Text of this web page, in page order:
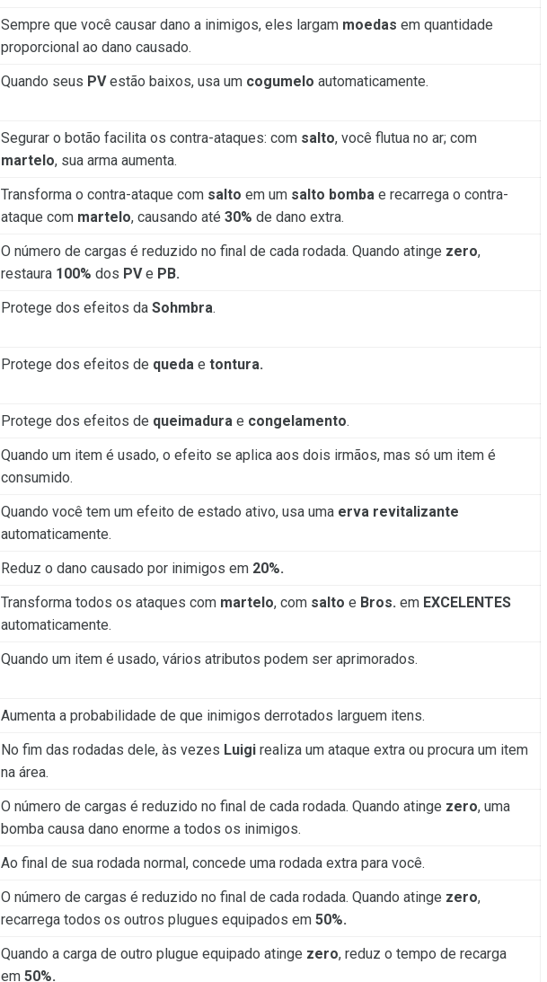
Sempre que você causar dano a inimigos, eles largam moedas em quantidade
proporcional ao dano causado.
Quando seus PVestão baixos, usa um cogumelo automaticamente.
Segurar o botão facilita os contra-ataques: com salto, você flutua no ar; com
martelo, sua arma aumenta.
Transforma o contra-ataque com salto em um salto bomba e recarrega o contra-
ataque com martelo, causando até 30% de dano extra.
O número de cargas é reduzido no final de cada rodada. Quando atinge zero,
restaura 100% dos PVe PB.
Protege dos efeitos da Sohmbra.
Protege dos efeitos de queda e tontura.
Protege dos efeitos de queimadura e congelamento.
Quando um item é usado, o efeito se aplica aos dois irmãos, mas só um item é
consumido.
Quando você tem um efeito de estado ativo, usa uma erva revitalizante
automaticamente.
Reduz o dano causado por inimigos em 20%.
Transforma todos os ataques com martelo, com salto e Bros. em EXCELENTES
automaticamente.
Quando um item é usado, vários atributos podem ser aprimorados.
Aumenta a probabilidade de que inimigos derrotados larguem itens.
No fim das rodadas dele, às vezes Luigi realiza um ataque extra ou procura um item
na área.
O número de cargas é reduzido no final de cada rodada. Quando atinge zero, uma
bomba causa dano enorme a todos os inimigos.
Ao final de sua rodada normal, concede uma rodada extra para você.
O número de cargas é reduzido no final de cada rodada. Quando atinge zero,
recarrega todos os outros plugues equipados em 50%.
Quando a carga de outro plugue equipado atinge zero, reduz o tempo de recarga
em 50%.